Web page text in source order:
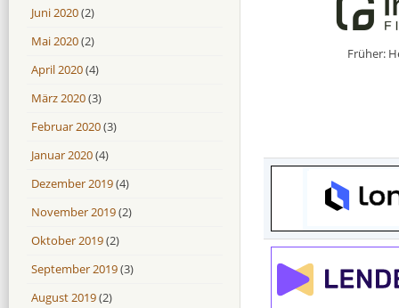
Früher:
Juni 2020(2)
Mai 2020(2)
April 2020(4)
März 2020(3)
Februar 2020(3)
Januar 2020(4)
Dezember 2019(4)
November 2019(2)
Oktober 2019(2)
September 2019(3)
August 2019(2)